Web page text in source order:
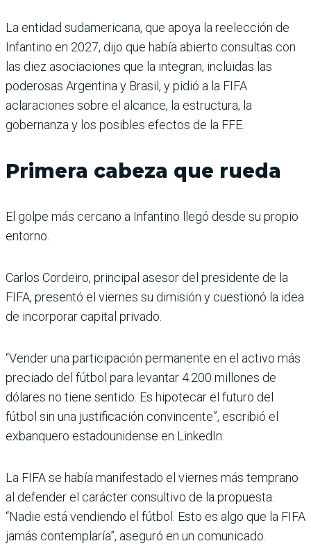
La entidad sudamericana, que apoya la reelección de
Infantino en 2027, dijo que había abierto consultas con
las diez asociaciones que la integran, incluidas las
poderosas Argentina y Brasil, y pidió a la FIFA
aclaraciones sobre el alcance, la estructura, la
gobernanza y los posibles efectos de la FFE.
Primera cabeza que rueda
El golpe más cercano a Infantino llegó desde su propio
entorno.
Carlos Cordeiro, principal asesor del presidente de la
FIFA, presentó el viernes su dimisión y cuestionó la idea
de incorporar capital privado.
“Vender una participación permanente en el activo más
preciado del fútbol para levantar 4.200 millones de
dólares no tiene sentido. Es hipotecar el futuro del
fútbol sin una justificación convincente”, escribió el
exbanquero estadounidense en LinkedIn.
La FIFA se había manifestado el viernes más temprano
al defender el carácter consultivo de la propuesta.
“Nadie está vendiendo el fútbol. Esto es algo que la FIFA
jamás contemplaría”, aseguró en un comunicado.